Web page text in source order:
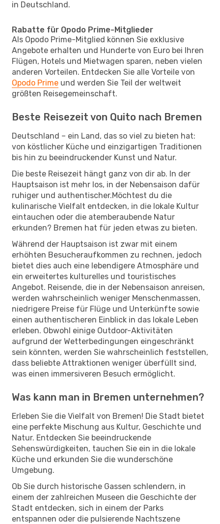
in Deutschland.
Rabatte für Opodo Prime-Mitglieder
Als Opodo Prime-Mitglied können Sie exklusive
Angebote erhalten und Hunderte von Euro bei Ihren
Flügen, Hotels und Mietwagen sparen, neben vielen
anderen Vorteilen. Entdecken Sie alle Vorteile von
Opodo Prime und werden Sie Teil der weltweit
größten Reisegemeinschaft.
Beste Reisezeit von Quito nach Bremen
Deutschland – ein Land, das so viel zu bieten hat:
von köstlicher Küche und einzigartigen Traditionen
bis hin zu beeindruckender Kunst und Natur.
Die beste Reisezeit hängt ganz von dir ab. In der
Hauptsaison ist mehr los, in der Nebensaison dafür
ruhiger und authentischer.Möchtest du die
kulinarische Vielfalt entdecken, in die lokale Kultur
eintauchen oder die atemberaubende Natur
erkunden? Bremen hat für jeden etwas zu bieten.
Während der Hauptsaison ist zwar mit einem
erhöhten Besucheraufkommen zu rechnen, jedoch
bietet dies auch eine lebendigere Atmosphäre und
ein erweitertes kulturelles und touristisches
Angebot. Reisende, die in der Nebensaison anreisen,
werden wahrscheinlich weniger Menschenmassen,
niedrigere Preise für Flüge und Unterkünfte sowie
einen authentischeren Einblick in das lokale Leben
erleben. Obwohl einige Outdoor-Aktivitäten
aufgrund der Wetterbedingungen eingeschränkt
sein könnten, werden Sie wahrscheinlich feststellen,
dass beliebte Attraktionen weniger überfüllt sind,
was einen immersiveren Besuch ermöglicht.
Was kann man in Bremen unternehmen?
Erleben Sie die Vielfalt von Bremen! Die Stadt bietet
eine perfekte Mischung aus Kultur, Geschichte und
Natur. Entdecken Sie beeindruckende
Sehenswürdigkeiten, tauchen Sie ein in die lokale
Küche und erkunden Sie die wunderschöne
Umgebung.
Ob Sie durch historische Gassen schlendern, in
einem der zahlreichen Museen die Geschichte der
Stadt entdecken, sich in einem der Parks
entspannen oder die pulsierende Nachtszene